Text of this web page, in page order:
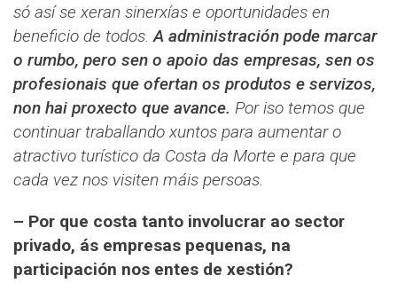
só así se xeran sinerxías e oportunidades en
beneficio de todos.A administración pode marcar
o rumbo, pero sen o apoio das empresas, sen os
profesionais que ofertan os produtos e servizos,
non hai proxecto que avance. Por iso temos que
continuar traballando xuntos para aumentar o
atractivo turístico da Costa da Morte e para que
cada vez nos visiten máis persoas.
– Por que costa tanto involucrar ao sector
privado, ás empresas pequenas, na
participación nos entes de xestión?